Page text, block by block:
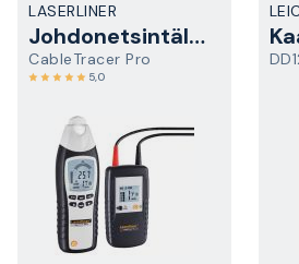
LASERLINER
Johdonetsintälaite
CableTracer Pro
5,0